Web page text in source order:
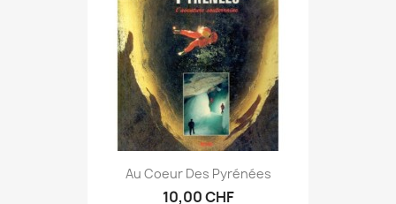
Au Coeur Des Pyrénées
10,00 CHF